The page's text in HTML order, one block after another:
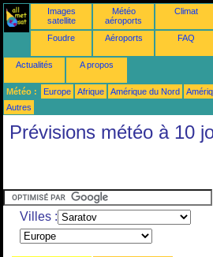
Images
satellite
Météo
aéroports
Climat
Foudre Aéroports FAQ
Actualités A propos
Météo : Europe Afrique Amérique du Nord
Autres
Prévisions météo à 10
Villes :